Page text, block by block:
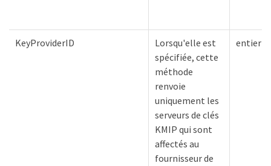
KeyProviderID
Lorsqu'elle est
spécifiée, cette
méthode
renvoie
uniquement les
serveurs de clés
KMIP qui sont
affectés au
fournisseur de
entier